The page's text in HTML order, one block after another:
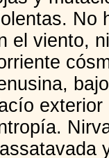
No
el viento,
exterior